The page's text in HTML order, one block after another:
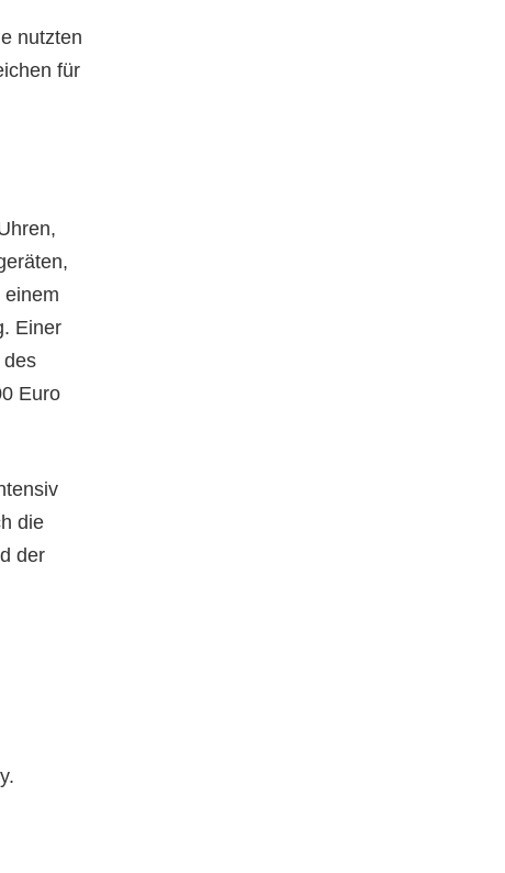
nutzten
für
Einer
des
Euro
die
der